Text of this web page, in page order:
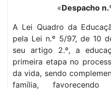
«Despacho
A Lei Quadro da
pela Lei n.º 5/97, de 10
seu artigo 2.º, a
primeira etapa no
da vida, sendo
família,